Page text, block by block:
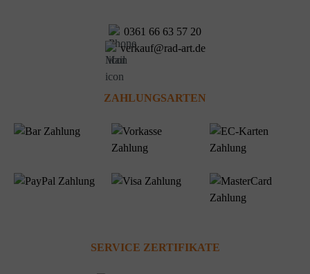
ZAHLUNGSARTEN
0361 66 63 57 20
verkauf@rad-art.de
SERVICE ZERTIFIKATE